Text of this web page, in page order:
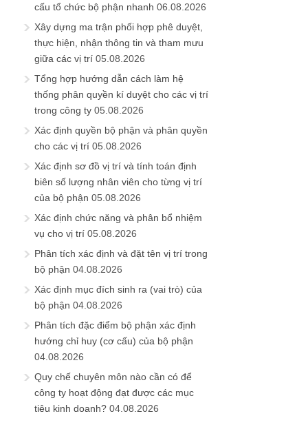
cấu tổ chức bộ phận nhanh 06.08.2026
Xây dựng ma trận phối hợp phê duyệt,
thực hiện, nhận thông tin và tham mưu
giữa các vị trí 05.08.2026
Tổng hợp hướng dẫn cách làm hệ
thống phân quyền kí duyệt cho các vị trí
trong công ty 05.08.2026
Xác định quyền bộ phận và phân quyền
cho các vị trí 05.08.2026
Xác định sơ đồ vị trí và tính toán định
biên số lượng nhân viên cho từng vị trí
của bộ phận 05.08.2026
Xác định chức năng và phân bổ nhiệm
vụ cho vị trí 05.08.2026
Phân tích xác định và đặt tên vị trí trong
bộ phận 04.08.2026
Xác định mục đích sinh ra (vai trò) của
bộ phận 04.08.2026
Phân tích đặc điểm bộ phận xác định
hướng chỉ huy (cơ cấu) của bộ phận
04.08.2026
Quy chế chuyên môn nào cần có để
công ty hoạt động đạt được các mục
tiêu kinh doanh? 04.08.2026